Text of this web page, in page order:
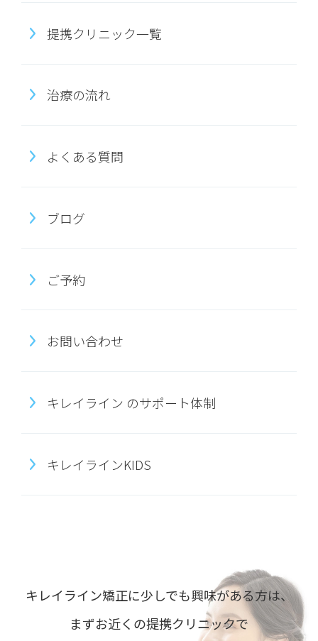
提携クリニック一覧
治療の流れ
よくある質問
ブログ
ご予約
お問い合わせ
キレイライン のサポート体制
キレイラインKIDS
キレイライン矯正に少しでも興味がある方は、
まずお近くの提携クリニックで